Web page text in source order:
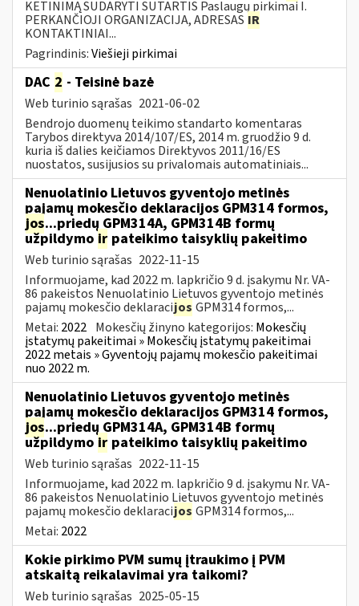
KETINIMĄ SUDARYTI SUTARTIS Paslaugų pirkimai I.
PERKANČIOJI ORGANIZACIJA, ADRESAS IR
KONTAKTINIAI...
Pagrindinis:Viešieji pirkimai
DAC 2 - Teisinė bazė
Web turinio sąrašas 2021-06-02
Bendrojo duomenų teikimo standarto komentaras
Tarybos direktyva 2014/107/ES, 2014 m. gruodžio 9 d.
kuria iš dalies keičiamos Direktyvos 2011/16/ES
nuostatos, susijusios su privalomais automatiniais...
Nenuolatinio Lietuvos gyventojo metinės
pajamų mokesčio deklaracijos GPM314 formos,
jos...priedų GPM314A, GPM314B formų
užpildymo ir pateikimo taisyklių pakeitimo
Web turinio sąrašas 2022-11-15
Informuojame, kad 2022 m. lapkričio 9 d. įsakymu Nr. VA-
86 pakeistos Nenuolatinio Lietuvos gyventojo metinės
pajamų mokesčio deklaracijos GPM314 formos,...
Metai: 2022 Mokesčių žinyno kategorijos: Mokesčių
įstatymų pakeitimai » Mokesčių įstatymų pakeitimai
2022 metais » Gyventojų pajamų mokesčio pakeitimai
nuo 2022 m.
Nenuolatinio Lietuvos gyventojo metinės
pajamų mokesčio deklaracijos GPM314 formos,
jos...priedų GPM314A, GPM314B formų
užpildymo ir pateikimo taisyklių pakeitimo
Web turinio sąrašas 2022-11-15
Informuojame, kad 2022 m. lapkričio 9 d. įsakymu Nr. VA-
86 pakeistos Nenuolatinio Lietuvos gyventojo metinės
pajamų mokesčio deklaracijos GPM314 formos,...
Metai: 2022
Kokie pirkimo PVM sumų įtraukimo į PVM
atskaitą reikalavimai yra taikomi?
Web turinio sąrašas 2025-05-15